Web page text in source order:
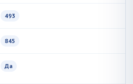
493
845
Да